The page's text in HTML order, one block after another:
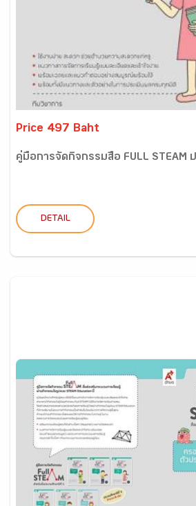
Price 497 Baht
คู่มือการจัดกิจกรรมสื่อ FULL STEAM ป
DETAIL